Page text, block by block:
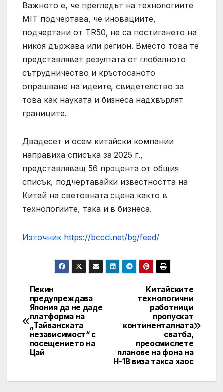
Важното е, че прегледът на технологиите
MIT подчертава, че иновациите,
подчертани от TR50, не са постигането на
никоя държава или регион. Вместо това те
представляват резултата от глобалното
сътрудничество и кръстосаното
опрашване на идеите, свидетелство за
това как науката и бизнеса надхвърлят
границите.
Двадесет и осем китайски компании
направиха списъка за 2025 г.,
представляващ 56 процента от общия
списък, подчертавайки известността на
Китай на световната сцена както в
технологиите, така и в бизнеса.
Източник https://bccci.net/bg/feed/
Post
navigation
Китайските
технологични
работници
пропускат
континенталната
сватба,
преосмислете
планове на фона на
H-1B виза такса хаос
Пекин
предупреждава
Япония да не даде
платформа на
„Тайванската
независимост“ с
посещението на
Цай